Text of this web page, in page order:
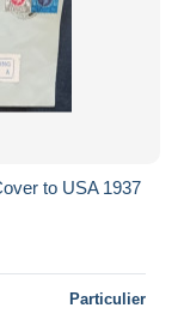
to USA 1937
Particulier